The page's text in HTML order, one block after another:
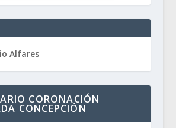
Alfares
CORONACIÓN
CONCEPCIÓN